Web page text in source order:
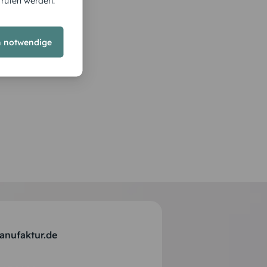
notwendige